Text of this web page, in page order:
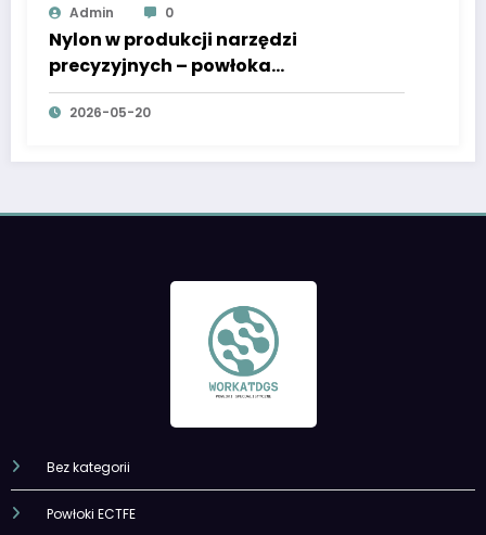
Admin 0
Nylon w produkcji narzędzi
precyzyjnych – powłoka
zmniejszająca tarcie i zużycie
2026-05-20
Bez kategorii
Powłoki ECTFE